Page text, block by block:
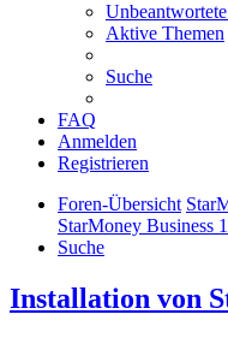
Aktive Themen
Suche
FAQ
Anmelden
Registrieren
Foren-Übersicht
StarMoney Business
Suche
Installation von